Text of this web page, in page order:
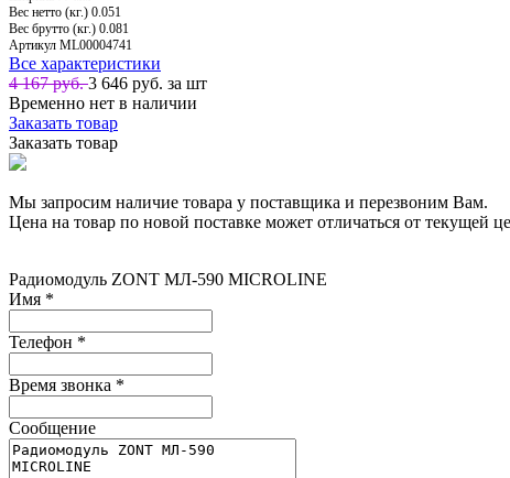
Вес нетто (кг.) 0.051
Вес брутто (кг.) 0.081
Артикул ML00004741
Все характеристики
4 167 руб.3 646 руб. за шт
Временно нет в наличии
Заказать товар
Заказать товар
Мы запросим наличие товара у поставщика и перезвоним Вам.
Цена на товар по новой поставке может отличаться от текущей
Радиомодуль ZONT МЛ-590 MICROLINE
Имя *
Телефон *
Время звонка *
Сообщение